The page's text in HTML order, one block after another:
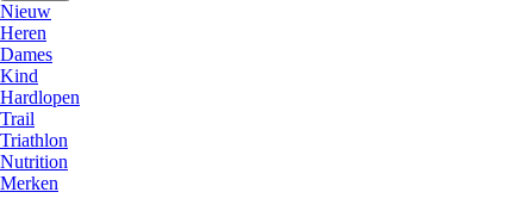
Nieuw
Heren
Dames
Kind
Hardlopen
Trail
Triathlon
Nutrition
Merken